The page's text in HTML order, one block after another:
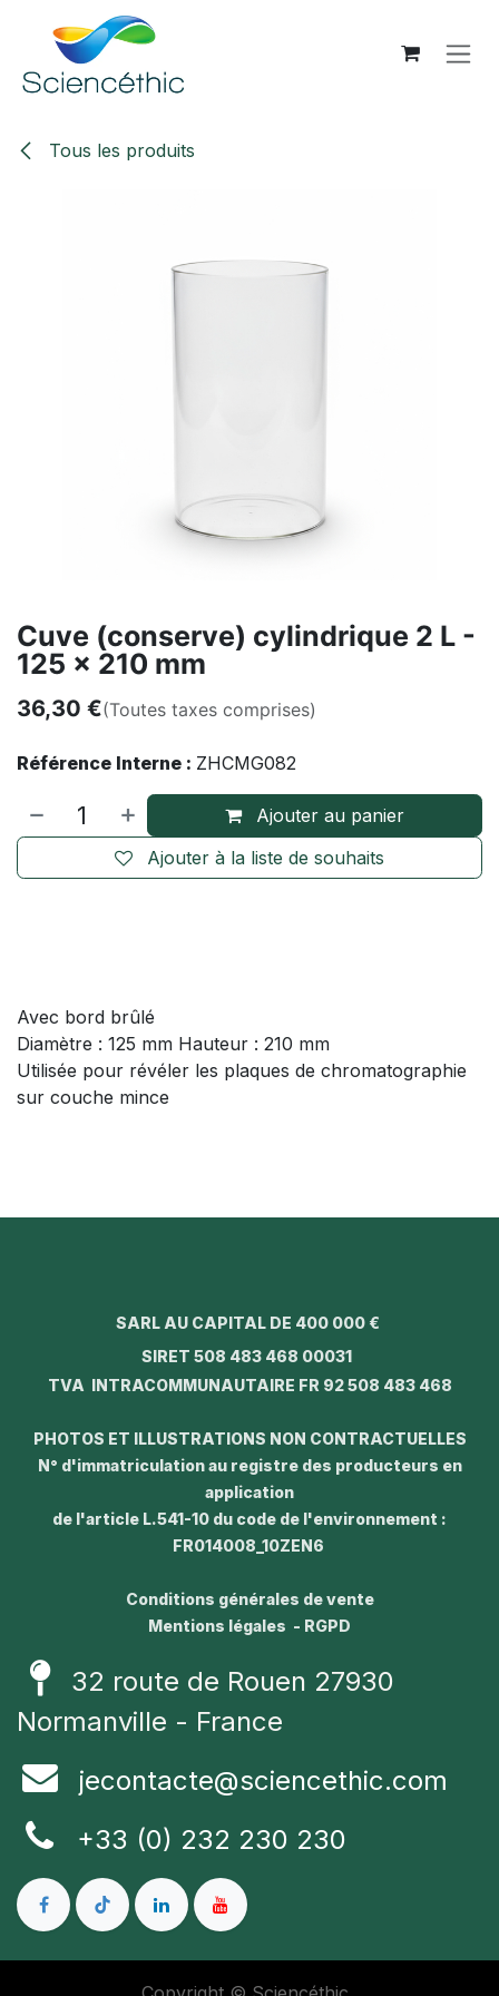
Se rendre au contenu
Tous les produits
Cuve (conserve) cylindrique 2 L -
125 x 210 mm
36,30 €(Toutes taxes comprises)
Référence Interne : ZHCMG082
Ajouter au panier
Ajouter à la liste de souhaits
Avec bord brûlé
Diamètre : 125 mm Hauteur : 210 mm
Utilisée pour révéler les plaques de chromatographie
sur couche mince
SARL AU CAPITAL DE 400 000 €
SIRET 508 483 468 00031
TVA INTRACOMMUNAUTAIRE FR 92 508 483 468
PHOTOS ET ILLUSTRATIONS NON CONTRACTUELLES
N° d'immatriculation au registre des producteurs en
application
de l'article L.541-10 du code de l'environnement :
FR014008_10ZEN6
Conditions générales de vente
Mentions légales - RGPD
32 route de Rouen 27930
Normanville - France
jecontacte@sciencethic.com
+33 (0) 232 230 230